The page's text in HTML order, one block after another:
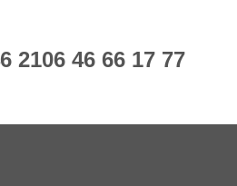
2106 46 66 17 77